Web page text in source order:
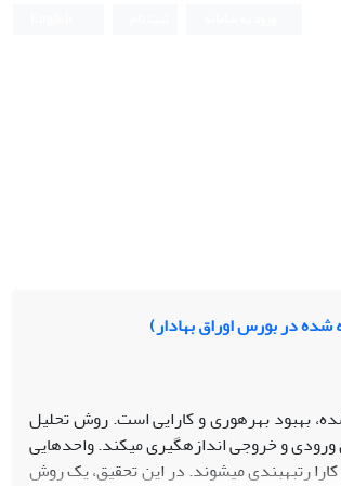
بهبود بهره­وری و کارایی است. روش تحلیل
ورودی و خروجی اندازه­گیری می­کند. واحدهایی
رتبه­بندی می­شوند. در این تحقیق، یک روش